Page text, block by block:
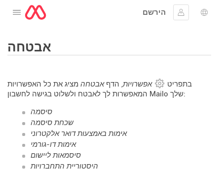
לפתוח את התפריט
הירשם
להתחברשפה
אבטחה
בתפריט אפשרויות, הדףאבטחה מציג את כל האפשרויות
המאפשרות לך לאבטח ולשלוט בגישה לחשבון Mailo שלך:
סיסמה
שכחת סיסמה
אימות באמצעות דואר אלקטרוני
אימות דו-גורמי
סיסמאות ליישום
היסטוריית התחברויות